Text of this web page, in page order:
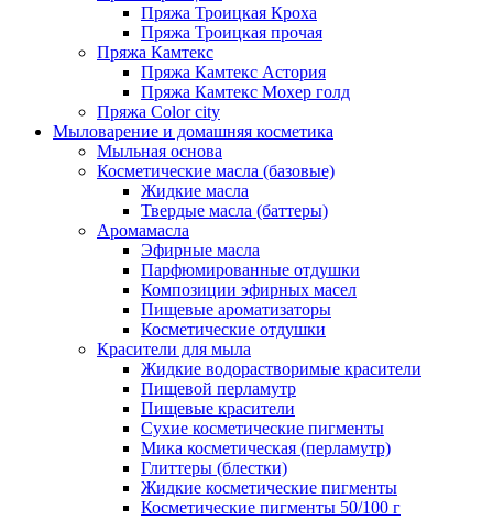
Пряжа Троицкая Кроха
Пряжа Троицкая прочая
Пряжа Камтекс
Пряжа Камтекс Астория
Пряжа Камтекс Мохер голд
Пряжа Color city
Мыловарение и домашняя косметика
Мыльная основа
Косметические масла (базовые)
Жидкие масла
Твердые масла (баттеры)
Аромамасла
Эфирные масла
Парфюмированные отдушки
Композиции эфирных масел
Пищевые ароматизаторы
Косметические отдушки
Красители для мыла
Жидкие водорастворимые красители
Пищевой перламутр
Пищевые красители
Сухие косметические пигменты
Мика косметическая (перламутр)
Глиттеры (блестки)
Жидкие косметические пигменты
Косметические пигменты 50/100 г